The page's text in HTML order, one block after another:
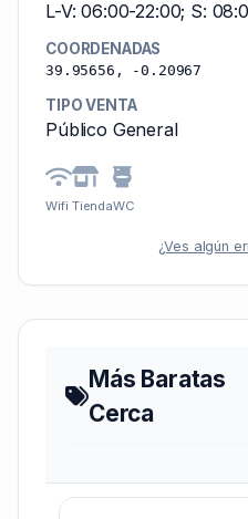
L-V: 06:00-22:00; S:
COORDENADAS
39.95656, -0.20967
TIPO VENTA
Público General
Wifi TiendaWC
¿Ves algún
Más Baratas
Cerca